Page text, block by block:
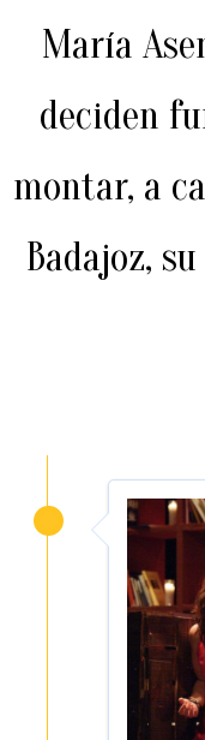
María
deciden
montar, a
Badajoz,